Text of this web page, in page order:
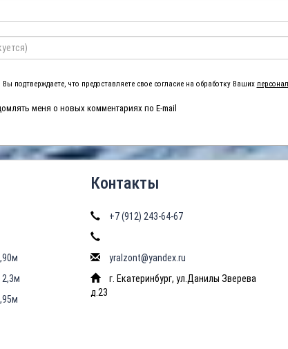
подтверждаете, что предоставляете свое согласие на обработку Ваших
меня о новых комментариях по E-mail
2,3м
Контакты
+7 (912) 243-64-67
yralzont@yandex.ru
г. Екатеринбург, ул.Данилы Зверева
д.23